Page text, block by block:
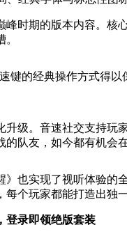
峰时期的版本内容。
键的经典操作方式得
升级。音速社交支持玩
队友，如今都有机会
也实现了视听体验的
个玩家都能打造出独
登录即领绝版套装